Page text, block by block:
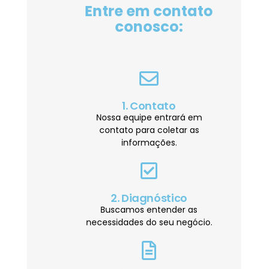
Entre em contato
conosco:
1. Contato
Nossa equipe entrará em
contato para coletar as
informações.
2. Diagnóstico
Buscamos entender as
necessidades do seu negócio.